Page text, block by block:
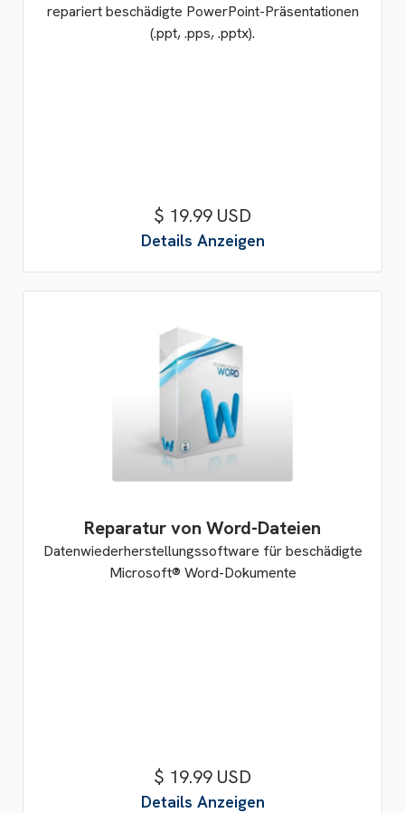
repariert beschädigte PowerPoint-Präsentationen
(.ppt, .pps, .pptx).
$ 19.99 USD
Details Anzeigen
Reparatur von Word-Dateien
Datenwiederherstellungssoftware für beschädigte
Microsoft® Word-Dokumente
$ 19.99 USD
Details Anzeigen